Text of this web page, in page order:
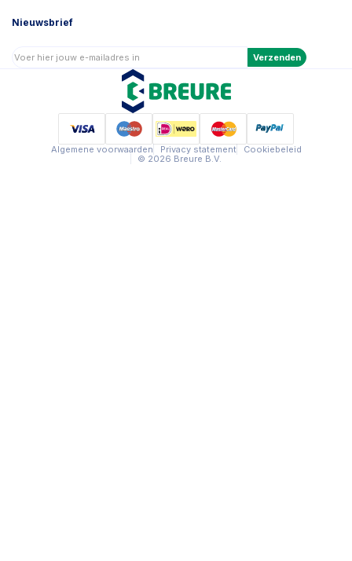
Nieuwsbrief
Verzenden
Algemene voorwaarden Privacy statement
Cookiebeleid
© 2026 Breure B.V.